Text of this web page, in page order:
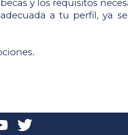
y los requisitos
a tu perfil, ya